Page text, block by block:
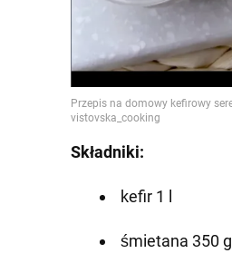
Składniki:
kefir 1 l
śmietana 350 g